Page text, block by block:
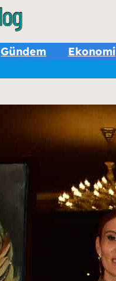
Gündem Ekonomi